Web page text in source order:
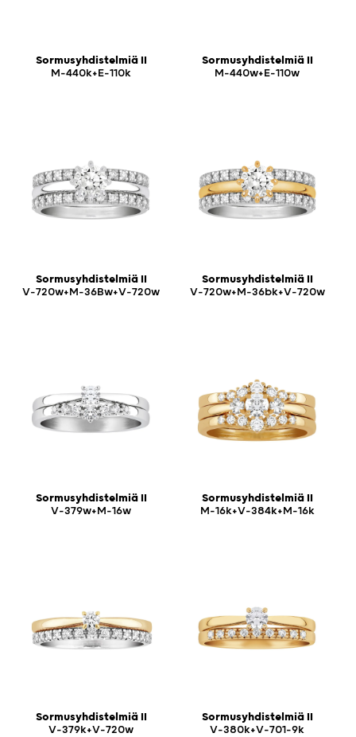
Sormusyhdistelmiä II
M-440k+E-110k
Sormusyhdistelmiä II
M-440w+E-110w
Sormusyhdistelmiä II
V-720w+M-36Bw+V-720w
Sormusyhdistelmiä II
V-720w+M-36bk+V-720w
Sormusyhdistelmiä II
V-379w+M-16w
Sormusyhdistelmiä II
M-16k+V-384k+M-16k
Sormusyhdistelmiä II
V-379k+V-720w
Sormusyhdistelmiä II
V-380k+V-701-9k